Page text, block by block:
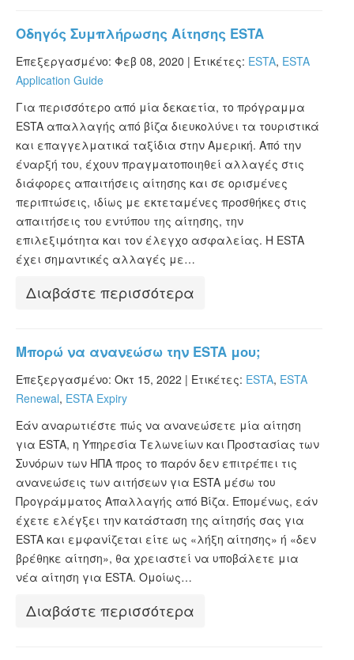
Οδηγός Συμπλήρωσης Αίτησης ESTA
Επεξεργασμένο: Φεβ 08, 2020 | Ετικέτες: ESTA, ESTA
Application Guide
Για περισσότερο από μία δεκαετία, το πρόγραμμα
ESTA απαλλαγής από βίζα διευκολύνει τα τουριστικά
και επαγγελματικά ταξίδια στην Αμερική. Από την
έναρξή του, έχουν πραγματοποιηθεί αλλαγές στις
διάφορες απαιτήσεις αίτησης και σε ορισμένες
περιπτώσεις, ιδίως με εκτεταμένες προσθήκες στις
απαιτήσεις του εντύπου της αίτησης, την
επιλεξιμότητα και τον έλεγχο ασφαλείας. Η ESTA
έχει σημαντικές αλλαγές με…
Διαβάστε περισσότερα
Μπορώ να ανανεώσω την ESTA μου;
Επεξεργασμένο: Οκτ 15, 2022 | Ετικέτες: ESTA, ESTA
Renewal, ESTA Expiry
Εάν αναρωτιέστε πώς να ανανεώσετε μία αίτηση
για ESTA, η Υπηρεσία Τελωνείων και Προστασίας των
Συνόρων των ΗΠΑ προς το παρόν δεν επιτρέπει τις
ανανεώσεις των αιτήσεων για ESTA μέσω του
Προγράμματος Απαλλαγής από Βίζα. Επομένως, εάν
έχετε ελέγξει την κατάσταση της αίτησής σας για
ESTA και εμφανίζεται είτε ως «λήξη αίτησης» ή «δεν
βρέθηκε αίτηση», θα χρειαστεί να υποβάλετε μια
νέα αίτηση για ESTA. Ομοίως…
Διαβάστε περισσότερα